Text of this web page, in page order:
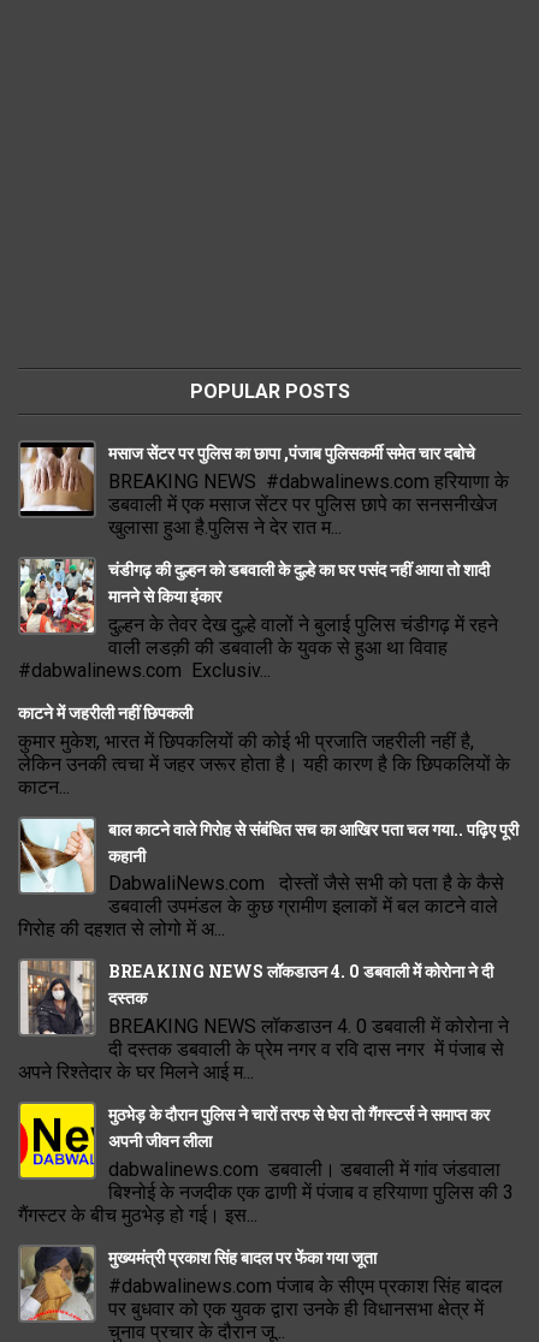
POPULAR POSTS
मसाज सेंटर पर पुलिस का छापा ,पंजाब पुलिसकर्मी समेत चार दबोचे
BREAKING NEWS #dabwalinews.com हरियाणा के
डबवाली में एक मसाज सेंटर पर पुलिस छापे का सनसनीखेज
खुलासा हुआ है.पुलिस ने देर रात म...
चंडीगढ़ की दुल्हन को डबवाली के दुल्हे का घर पसंद नहीं आया तो शादी
मानने से किया इंकार
दुल्हन के तेवर देख दुल्हे वालों ने बुलाई पुलिस चंडीगढ़ में रहने
वाली लडक़ी की डबवाली के युवक से हुआ था विवाह
#dabwalinews.com Exclusiv...
काटने में जहरीली नहीं छिपकली
कुमार मुकेश, भारत में छिपकलियों की कोई भी प्रजाति जहरीली नहीं है,
लेकिन उनकी त्वचा में जहर जरूर होता है। यही कारण है कि छिपकलियों के
काटन...
बाल काटने वाले गिरोह से संबंधित सच का आखिर पता चल गया.. पढ़िए पूरी
कहानी
DabwaliNews.com दोस्तों जैसे सभी को पता है के कैसे
डबवाली उपमंडल के कुछ ग्रामीण इलाकों में बल काटने वाले
गिरोह की दहशत से लोगो में अ...
BREAKING NEWS लॉकडाउन 4. 0 डबवाली में कोरोना ने दी
दस्तक
BREAKING NEWS लॉकडाउन 4. 0 डबवाली में कोरोना ने
दी दस्तक डबवाली के प्रेम नगर व रवि दास नगर में पंजाब से
अपने रिश्तेदार के घर मिलने आई म...
मुठभेड़ के दौरान पुलिस ने चारों तरफ से घेरा तो गैंगस्टर्स ने समाप्त कर
अपनी जीवन लीला
dabwalinews.com डबवाली। डबवाली में गांव जंडवाला
बिश्नोई के नजदीक एक ढाणी में पंजाब व हरियाणा पुलिस की 3
गैंगस्टर के बीच मुठभेड़ हो गई। इस...
मुख्यमंत्री प्रकाश सिंह बादल पर फेंका गया जूता
#dabwalinews.com पंजाब के सीएम प्रकाश सिंह बादल
पर बुधवार को एक युवक द्वारा उनके ही विधानसभा क्षेत्र में
चुनाव प्रचार के दौरान जू...